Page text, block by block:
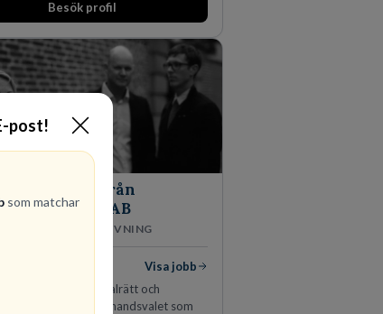
post!
som matchar
kraftigt genom ett antal
privata återförsäljaren av Volvo
och finns representerade på 20
Sverige.
Besök profil
Advokatbyrån
Gulliksson AB
JURIDISK RÅDGIVNING
Visa jobb
av immaterialrätt och
gör oss till förstahandsvalet som